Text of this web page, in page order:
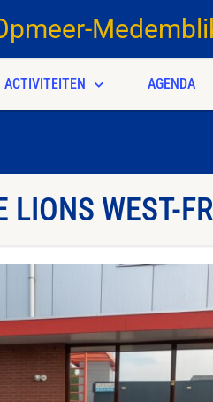
ACTIVITEITEN AGENDA
WEST-